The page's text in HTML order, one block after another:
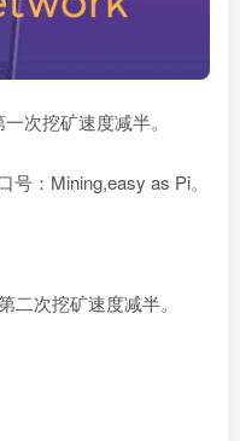
次挖矿速度减半。
：Mining,easy as Pi。
二次挖矿速度减半。